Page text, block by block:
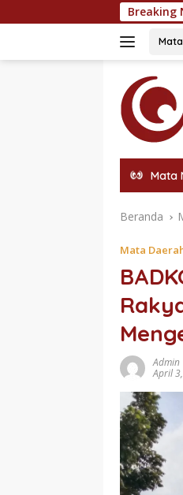
ke
Breaking
Mata
Beranda
Mata
Admin
April